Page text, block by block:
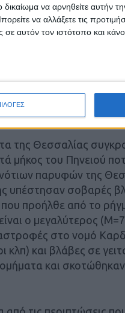
να αρνηθείτε αυτήν
να αλλάξετε τις
σε αυτόν τον ιστότοπο και
(δεν περιμένουμε
για μικρά όσο και για
του
πρόγνωση
σύντομα
της Θεσσαλίας
μήκος του Πηνειού
παρυφών της
υπέστησαν σοβαρές
προήλθε από το
ο μεγαλύτερος
στο νομό
και βλάβες σε
και